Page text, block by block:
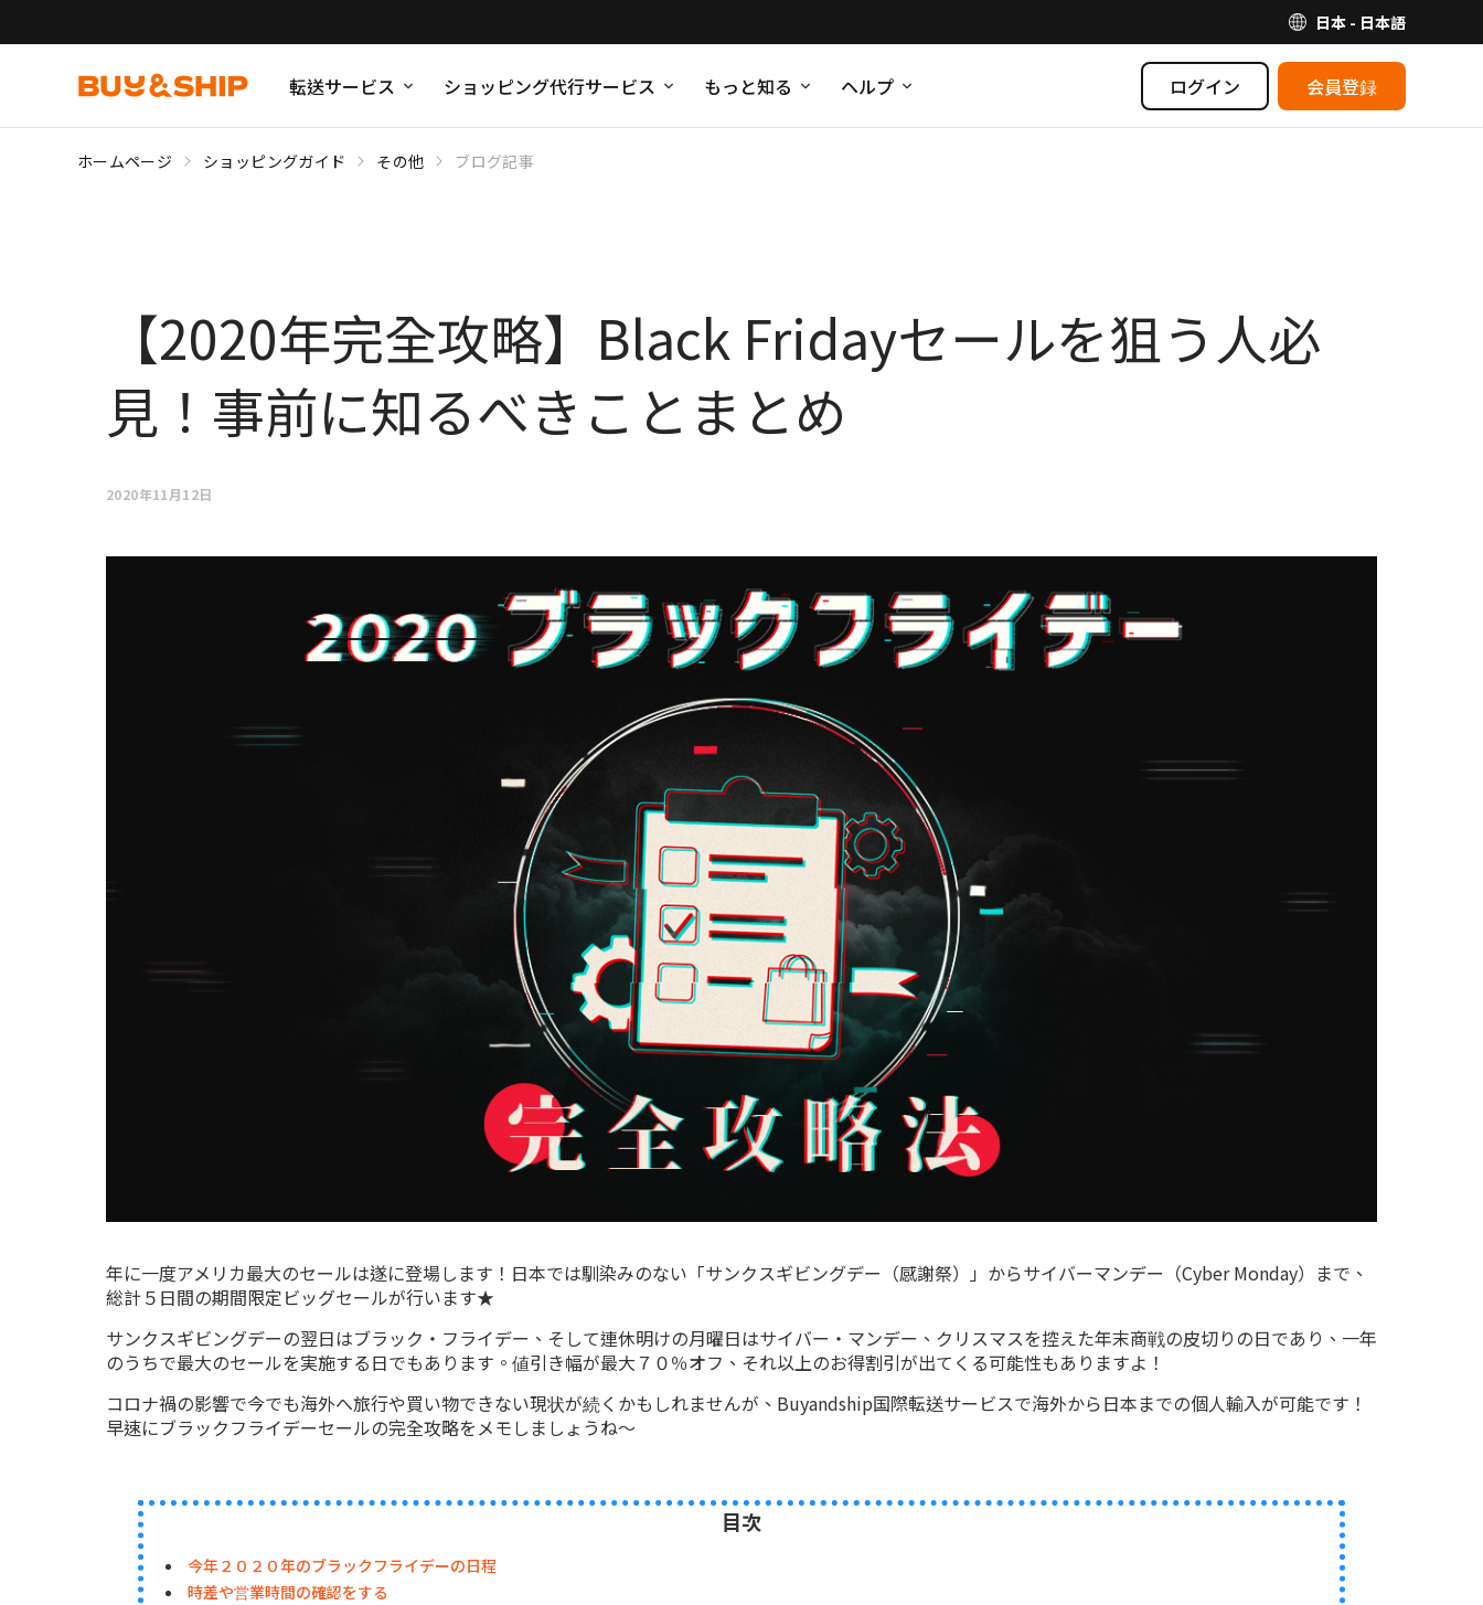
日本 - 日本語
転送サービス ショッピング代行サービス もっと知る ヘルプ ログイン 会員登録
ホームページ ショッピングガイド その他 ブログ記事
【2020年完全攻略】Black Fridayセールを狙う人必
見！事前に知るべきことまとめ
2020年11月12日
年に一度アメリカ最大のセールは遂に登場します！日本では馴染みのない「サンクスギビングデー（感謝祭）」からサイバーマンデー（Cyber Monday）まで、
総計５日間の期間限定ビッグセールが行います★
サンクスギビングデーの翌日はブラック・フライデー、そして連休明けの月曜日はサイバー・マンデー、クリスマスを控えた年末商戦の皮切りの日であり、一年
のうちで最大のセールを実施する日でもあります。値引き幅が最大７０％オフ、それ以上のお得割引が出てくる可能性もありますよ！
コロナ禍の影響で今でも海外へ旅行や買い物できない現状が続くかもしれませんが、Buyandship国際転送サービスで海外から日本までの個人輸入が可能です！
早速にブラックフライデーセールの完全攻略をメモしましょうね～
目次
今年２０２０年のブラックフライデーの日程
時差や営業時間の確認をする